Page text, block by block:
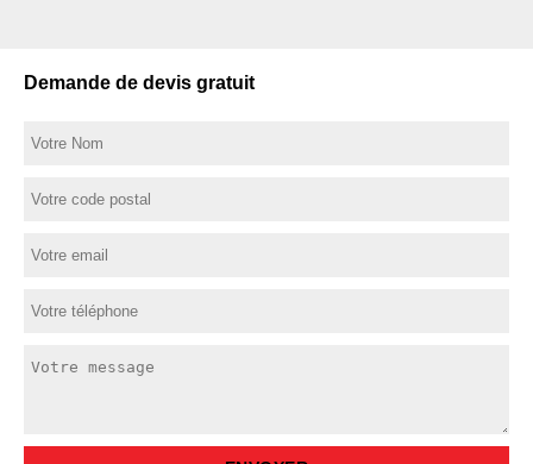
Demande de devis gratuit